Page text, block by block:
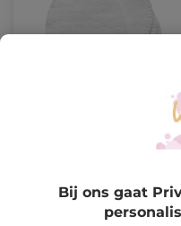
4,90 €
Make-up 1+1*(3)
Bij ons gaat